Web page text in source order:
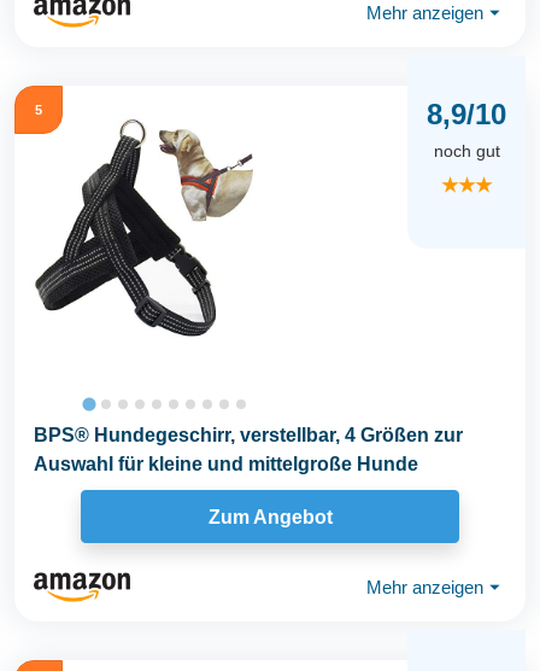
Mehr anzeigen ⏷
5 8,9/10
noch gut
★★★
BPS® Hundegeschirr, verstellbar, 4 Größen zur
Auswahl für kleine und mittelgroße Hunde
Zum Angebot
Mehr anzeigen ⏷